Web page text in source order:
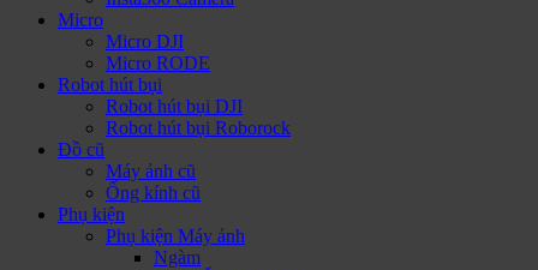
Micro
Micro DJI
Micro RODE
Robot hút bụi
Robot hút bụi DJI
Robot hút bụi Roborock
Đồ cũ
Máy ảnh cũ
Ống kính cũ
Phụ kiện
Phụ kiện Máy ảnh
Ngàm